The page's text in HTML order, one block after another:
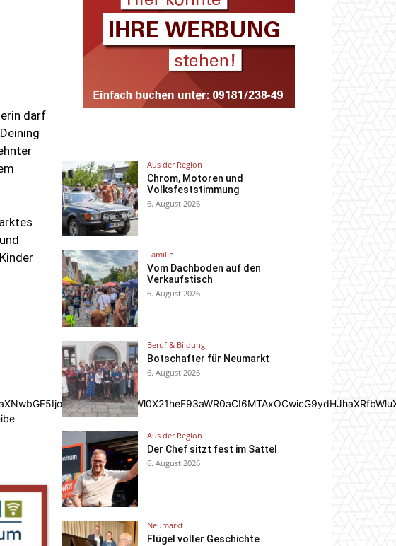
darf
Aus der Region
Chrom, Motoren und
Volksfeststimmung
6. August 2026
Familie
Vom Dachboden auf den
Verkaufstisch
6. August 2026
Beruf & Bildung
Botschafter für Neumarkt
6. August 2026
Aus der Region
Der Chef sitzt fest im Sattel
6. August 2026
Neumarkt
Flügel voller Geschichte